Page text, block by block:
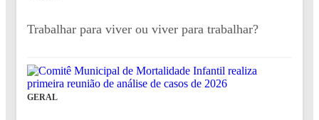
Trabalhar para viver ou viver para trabalhar?
GERAL